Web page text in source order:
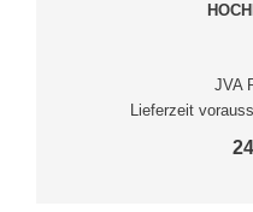
JVA
Lieferzeit